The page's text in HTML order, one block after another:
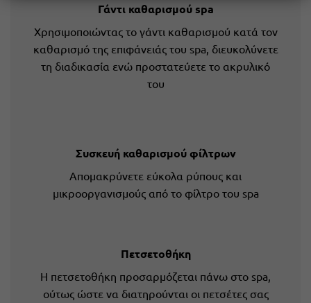
Γάντι καθαρισμού spa
Χρησιμοποιώντας το γάντι καθαρισμού κατά τον
καθαρισμό της επιφάνειάς του spa, διευκολύνετε
τη διαδικασία ενώ προστατεύετε το ακρυλικό
του
Συσκευή καθαρισμού φίλτρων
Απομακρύνετε εύκολα ρύπους και
μικροοργανισμούς από το φίλτρο του spa
Πετσετοθήκη
Η πετσετοθήκη προσαρμόζεται πάνω στο spa,
ούτως ώστε να διατηρούνται οι πετσέτες σας